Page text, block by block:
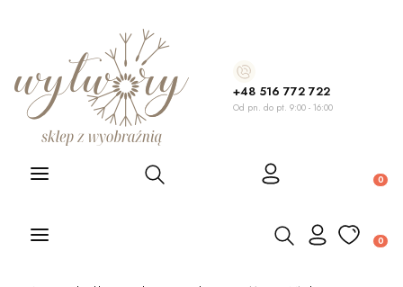
+48 516 772 722
Od pn. do pt. 9:00 - 16:00
Otwórz wyszukiwarkę
Otwórz wyszukiwarkę